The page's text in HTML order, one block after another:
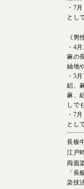
・7
とし
《男
・4
麻の
紬地
・5
絽、
麻、
しで
・7
とし
長板
江戸
両面
「長
染技